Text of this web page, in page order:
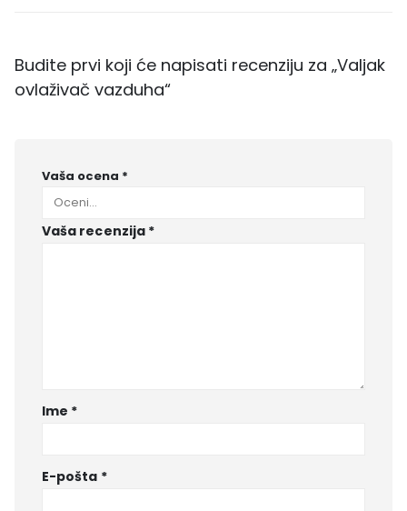
Budite prvi koji će napisati recenziju za „Valjak
ovlaživač vazduha“
Vaša ocena *
Vaša recenzija *
Ime *
E-pošta *